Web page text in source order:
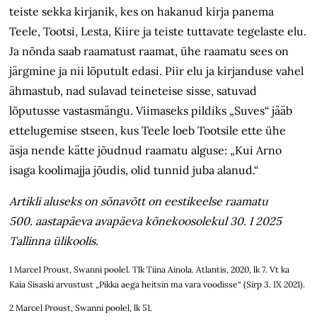
teiste sekka kirjanik, kes on hakanud kirja panema
Teele, Tootsi, Lesta, Kiire ja teiste tuttavate tegelaste elu.
Ja nõnda saab raamatust raamat, ühe raamatu sees on
järgmine ja nii lõputult edasi. Piir elu ja kirjanduse vahel
ähmastub, nad sulavad teineteise sisse, satuvad
lõputusse vastasmängu. Viimaseks pildiks „Suves“ jääb
ettelugemise stseen, kus Teele loeb Tootsile ette ühe
äsja nende kätte jõudnud raamatu alguse: „Kui Arno
isaga koolimajja jõudis, olid tunnid juba alanud.“
Artikli aluseks on sõnavõtt on eestikeelse raamatu
500. aastapäeva avapäeva kõnekoosolekul 30. I 2025
Tallinna ülikoolis.
1 Marcel Proust, Swanni poolel. Tlk Tiina Ainola. Atlantis, 2020, lk 7. Vt ka
Kaia Sisaski arvustust „Pikka aega heitsin ma vara voodisse“ (Sirp 3. IX 2021).
2 Marcel Proust, Swanni poolel, lk 51.